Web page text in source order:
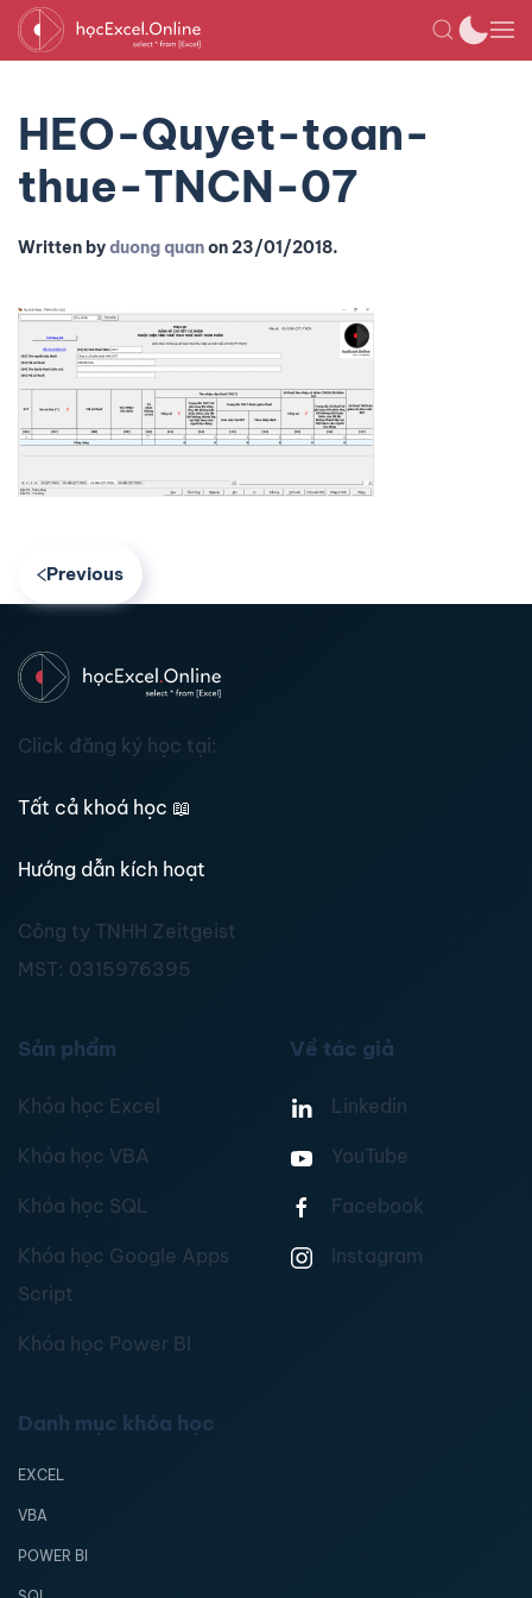
HEO-Quyet-toan-
thue-TNCN-07
Written byduong quanon23/01/2018.
Previous
Click đăng ký học tại:
Tất cả khoá học 📖
Hướng dẫn kích hoạt
Công ty TNHH Zeitgeist
MST: 0315976395
Sản phẩm
Khóa học Excel
Khóa học VBA
Khóa học SQL
Khóa học Google Apps
Script
Khóa học Power BI
Về tác giả
Linkedin
YouTube
Facebook
Instagram
Danh mục khóa học
EXCEL
VBA
POWER BI